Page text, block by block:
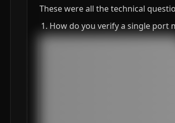
These were all the technical
How do you verify a single port